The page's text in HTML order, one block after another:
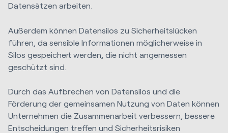
Datensätzen arbeiten.
Außerdem können Datensilos zu Sicherheitslücken
führen, da sensible Informationen möglicherweise in
Silos gespeichert werden, die nicht angemessen
geschützt sind.
Durch das Aufbrechen von Datensilos und die
Förderung der gemeinsamen Nutzung von Daten können
Unternehmen die Zusammenarbeit verbessern, bessere
Entscheidungen treffen und Sicherheitsrisiken